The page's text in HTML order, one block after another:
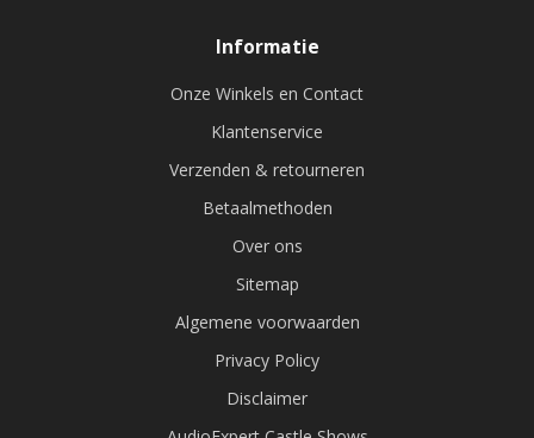
Informatie
Onze Winkels en Contact
Klantenservice
Verzenden & retourneren
Betaalmethoden
Over ons
Sitemap
Algemene voorwaarden
Privacy Policy
Disclaimer